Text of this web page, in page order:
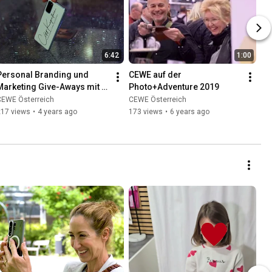
6:42
Branding und
Give-Aways mit
Fotoprodukten
Österreich
views • 4 years ago
1:00
CEWE auf der
Photo+Adventure 2019
CEWE Österreich
173 views • 6 years ago